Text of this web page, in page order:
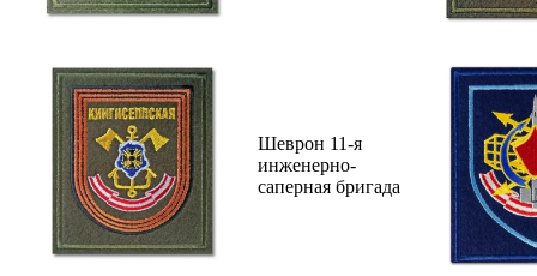
Шеврон 11-я
инженерно-
саперная бригада